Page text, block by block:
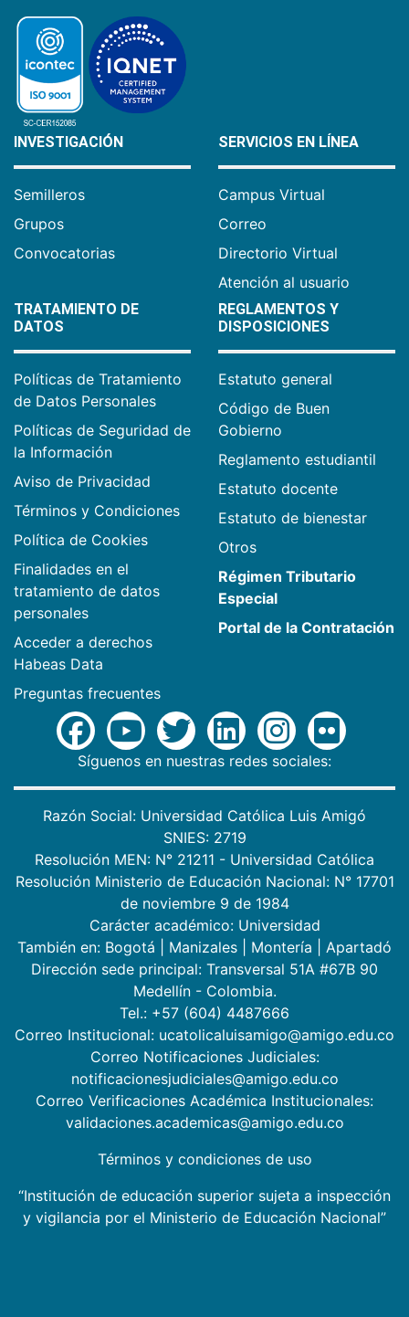
INVESTIGACIÓN
Semilleros
Grupos
Convocatorias
SERVICIOS EN LÍNEA
Campus Virtual
Correo
Directorio Virtual
Atención al usuario
TRATAMIENTO DE
DATOS
Políticas de Tratamiento
de Datos Personales
Políticas de Seguridad de
la Información
Aviso de Privacidad
Términos y Condiciones
Política de Cookies
Finalidades en el
tratamiento de datos
personales
Acceder a derechos
Habeas Data
Preguntas frecuentes
REGLAMENTOS Y
DISPOSICIONES
Estatuto general
Código de Buen
Gobierno
Reglamento estudiantil
Estatuto docente
Estatuto de bienestar
Otros
Régimen Tributario
Especial
Portal de la Contratación
Síguenos en nuestras redes sociales:
Razón Social: Universidad Católica Luis Amigó
SNIES: 2719
Resolución MEN: N° 21211 - Universidad Católica
Resolución Ministerio de Educación Nacional: N° 17701
de noviembre 9 de 1984
Carácter académico: Universidad
También en: Bogotá Manizales Montería
Apartadó
Dirección sede principal: Transversal 51A #67B 90
Medellín - Colombia.
Tel.: +57 (604) 4487666
Correo Institucional: ucatolicaluisamigo@amigo.edu.co
Correo Notificaciones Judiciales:
notificacionesjudiciales@amigo.edu.co
Correo Verificaciones Académica Institucionales:
validaciones.academicas@amigo.edu.co
Términos y condiciones de uso
“Institución de educación superior sujeta a inspección
y vigilancia por el Ministerio de Educación Nacional”